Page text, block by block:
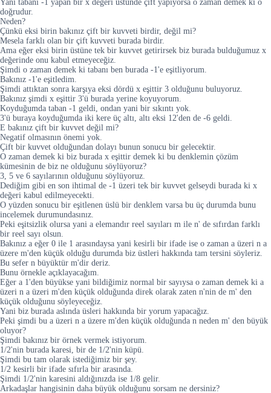
Yani tabanı -1 yapan bir x değeri üstünde çift yapıyorsa o zaman demek ki o
doğrudur.
Neden?
Çünkü eksi birin bakınız çift bir kuvveti birdir, değil mi?
Mesela farklı olan bir çift kuvveti burada birdir.
Ama eğer eksi birin üstüne tek bir kuvvet getirirsek biz burada bulduğumuz x
değerinde onu kabul etmeyeceğiz.
Şimdi o zaman demek ki tabanı ben burada -1'e eşitliyorum.
Bakınız -1'e eşitledim.
Şimdi attıktan sonra karşıya eksi dördü x eşittir 3 olduğunu buluyoruz.
Bakınız şimdi x eşittir 3'ü burada yerine koyuyorum.
Koyduğumda taban -1 geldi, ondan yani bir sıkıntı yok.
3'ü buraya koyduğumda iki kere üç altı, altı eksi 12'den de -6 geldi.
E bakınız çift bir kuvvet değil mi?
Negatif olmasının önemi yok.
Çift bir kuvvet olduğundan dolayı bunun sonucu bir gelecektir.
O zaman demek ki biz burada x eşittir demek ki bu denklemin çözüm
kümesinin de biz ne olduğunu söylüyoruz?
3, 5 ve 6 sayılarının olduğunu söylüyoruz.
Dediğim gibi en son ihtimal de -1 üzeri tek bir kuvvet gelseydi burada ki x
değeri kabul edilmeyecekti.
O yüzden sonucu bir eşitlenen üslü bir denklem varsa bu üç durumda bunu
incelemek durumundasınız.
Peki eşitsizlik olursa yani a elemandır reel sayıları m ile n' de sıfırdan farklı
bir reel sayı olsun.
Bakınız a eğer 0 ile 1 arasındaysa yani kesirli bir ifade ise o zaman a üzeri n a
üzere m'den küçük olduğu durumda biz üstleri hakkında tam tersini söyleriz.
Bu sefer n büyüktür m'dir deriz.
Bunu örnekle açıklayacağım.
Eğer a 1'den büyükse yani bildiğimiz normal bir sayıysa o zaman demek ki a
üzeri n a üzeri m'den küçük olduğunda direk olarak zaten n'nin de m' den
küçük olduğunu söyleyeceğiz.
Yani biz burada aslında üsleri hakkında bir yorum yapacağız.
Peki şimdi bu a üzeri n a üzere m'den küçük olduğunda n neden m' den büyük
oluyor?
Şimdi bakınız bir örnek vermek istiyorum.
1/2'nin burada karesi, bir de 1/2'nin küpü.
Şimdi bu tam olarak istediğimiz bir şey.
1/2 kesirli bir ifade sıfırla bir arasında.
Şimdi 1/2'nin karesini aldığınızda ise 1/8 gelir.
Arkadaşlar hangisinin daha büyük olduğunu sorsam ne dersiniz?